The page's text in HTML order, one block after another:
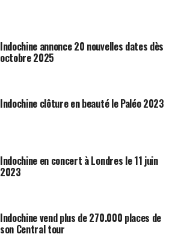
Indochine annonce 20 nouvelles dates dès
octobre 2025
Indochine clôture en beauté le Paléo 2023
Indochine en concert à Londres le 11 juin
2023
Indochine vend plus de 270.000 places de
son Central tour